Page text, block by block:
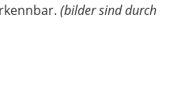
(bilder sind durch